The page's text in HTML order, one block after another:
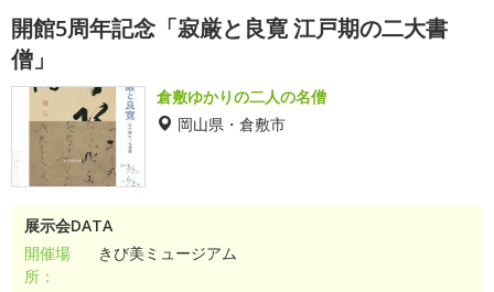
開館5周年記念「寂厳と良寛 江戸期の二大書
僧」
倉敷ゆかりの二人の名僧
岡山県・倉敷市
展示会DATA
開催場
所：
きび美ミュージアム